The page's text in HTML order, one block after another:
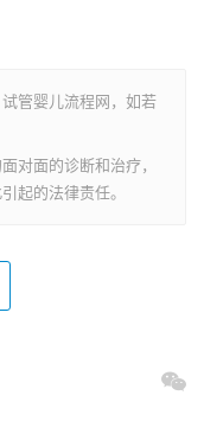
管婴儿流程网，如若
对面的诊断和治疗，
起的法律责任。